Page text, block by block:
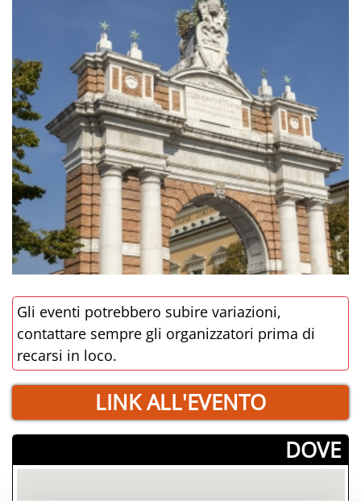
Gli eventi potrebbero subire variazioni,
contattare sempre gli organizzatori prima di
recarsi in loco.
LINK ALL'EVENTO
­DOVE